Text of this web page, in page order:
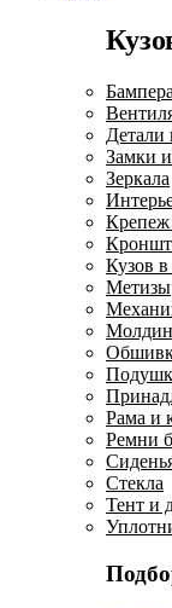
Бампера
Детали
Замки
Зеркала
Крепеж
Кузов в
Метизы
Рама и
Ремни
Стекла
Тент и